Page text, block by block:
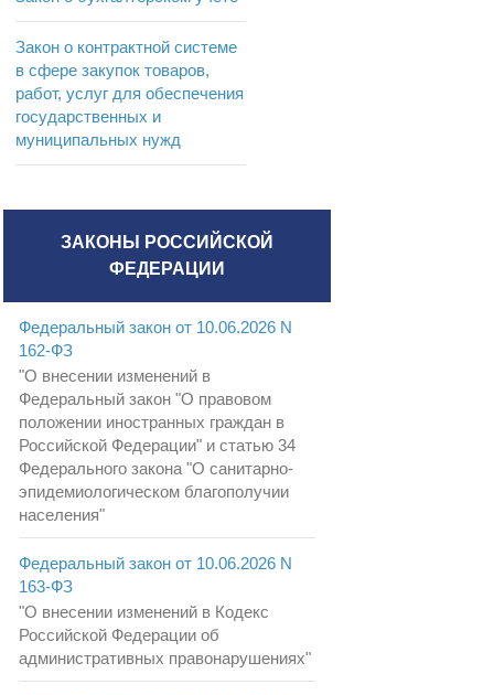
Закон о контрактной системе
в сфере закупок товаров,
работ, услуг для обеспечения
государственных и
муниципальных нужд
ЗАКОНЫ РОССИЙСКОЙ
ФЕДЕРАЦИИ
Федеральный закон от 10.06.2026 N
162-ФЗ
"О внесении изменений в
Федеральный закон "О правовом
положении иностранных граждан в
Российской Федерации" и статью 34
Федерального закона "О санитарно-
эпидемиологическом благополучии
населения"
Федеральный закон от 10.06.2026 N
163-ФЗ
"О внесении изменений в Кодекс
Российской Федерации об
административных правонарушениях"